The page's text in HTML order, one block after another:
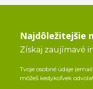
Najdôležitejšie
Získaj zaujímavé
Tvoje osobné údaje
môžeš kedykoľvek